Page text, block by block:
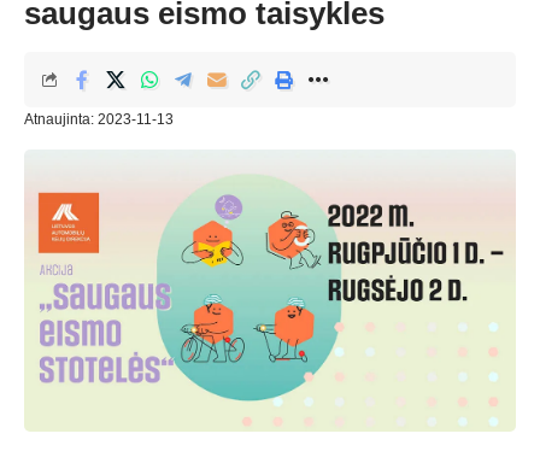
saugaus eismo taisykles
Atnaujinta: 2023-11-13